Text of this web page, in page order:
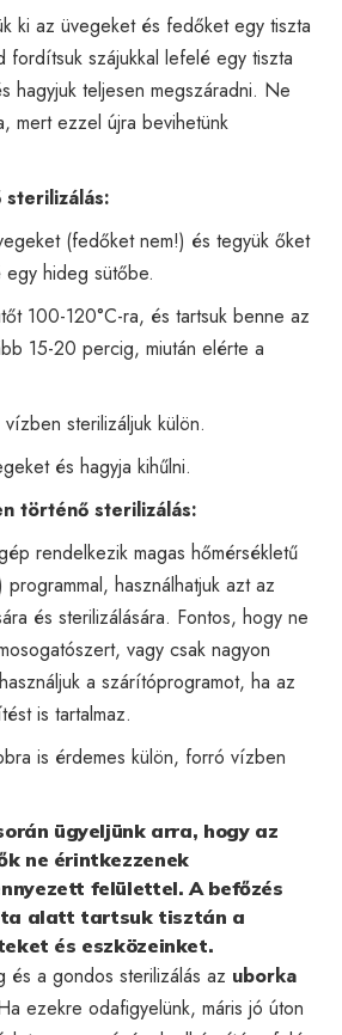
ki az üvegeket és fedőket egy tiszta
fordítsuk szájukkal lefelé egy tiszta
hagyjuk teljesen megszáradni. Ne
mert ezzel újra bevihetünk
(fedőket nem!) és tegyük őket
hideg sütőbe.
100-120°C-ra, és tartsuk benne az
15-20 percig, miután elérte a
sterilizáljuk külön.
és hagyja kihűlni.
történő sterilizálás:
rendelkezik magas hőmérsékletű
használhatjuk azt az
és sterilizálására. Fontos, hogy ne
vagy csak nagyon
a szárítóprogramot, ha az
is tartalmaz.
is érdemes külön, forró vízben
ügyeljünk arra, hogy az
ne érintkezzenek
felülettel. A befőzés
alatt tartsuk tisztán a
és eszközeinket.
és a gondos sterilizálás az uborka
ezekre odafigyelünk, máris jó úton